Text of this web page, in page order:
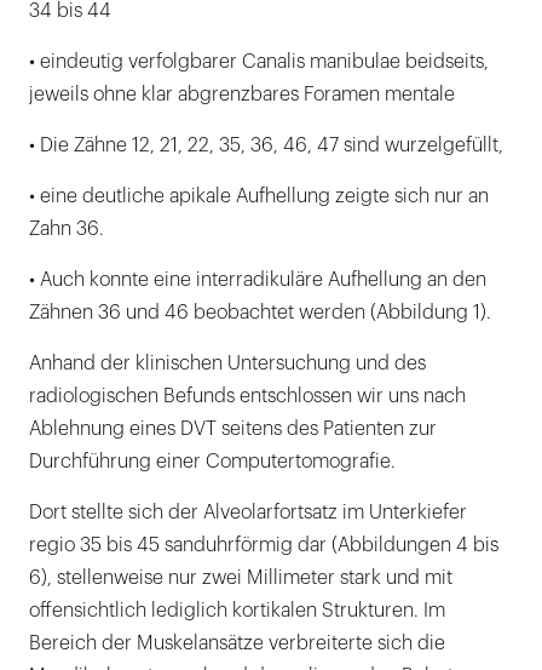
34 bis 44
• eindeutig verfolgbarer Canalis manibulae beidseits,
jeweils ohne klar abgrenzbares Foramen mentale
• Die Zähne 12, 21, 22, 35, 36, 46, 47 sind wurzelgefüllt,
• eine deutliche apikale Aufhellung zeigte sich nur an
Zahn 36.
• Auch konnte eine interradikuläre Aufhellung an den
Zähnen 36 und 46 beobachtet werden (Abbildung 1).
Anhand der klinischen Untersuchung und des
radiologischen Befunds entschlossen wir uns nach
Ablehnung eines DVT seitens des Patienten zur
Durchführung einer Computertomografie.
Dort stellte sich der Alveolarfortsatz im Unterkiefer
regio 35 bis 45 sanduhrförmig dar (Abbildungen 4 bis
6), stellenweise nur zwei Millimeter stark und mit
offensichtlich lediglich kortikalen Strukturen. Im
Bereich der Muskelansätze verbreiterte sich die